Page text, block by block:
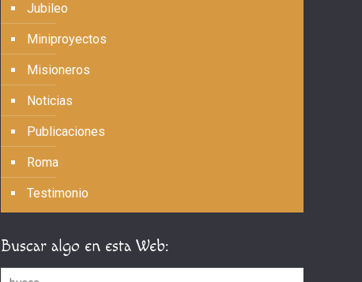
Jubileo
Miniproyectos
Misioneros
Noticias
Publicaciones
Roma
Testimonio
Buscar algo en esta Web: